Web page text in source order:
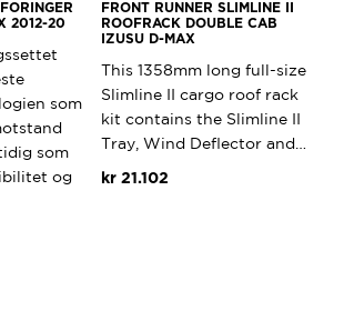
2012-20
som
som
og
FRONT RUNNER SLIMLINE II
ROOFRACK DOUBLE CAB
IZUSU D-MAX
This 1358mm long full-size
Slimline II cargo roof rack
kit contains the Slimline II
Tray, Wind Deflector and…
kr 21.102